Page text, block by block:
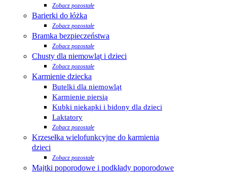
Zobacz pozostałe
Barierki do łóżka
Zobacz pozostałe
Bramka bezpieczeństwa
Zobacz pozostałe
Chusty dla niemowląt i dzieci
Zobacz pozostałe
Karmienie dziecka
Butelki dla niemowląt
Karmienie piersią
Kubki niekapki i bidony dla dzieci
Laktatory
Zobacz pozostałe
Krzesełka wielofunkcyjne do karmienia
dzieci
Zobacz pozostałe
Majtki poporodowe i podkłady poporodowe